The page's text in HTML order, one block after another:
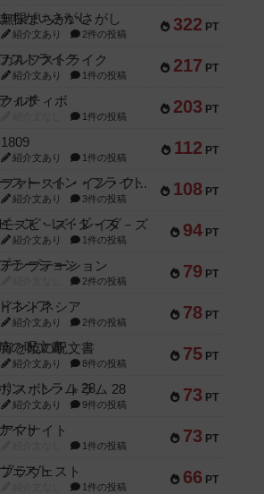
322 PT
無限まちがいさがし
紹介文あり 2件の投稿
217 PT
ガルフストライク
紹介文あり 1件の投稿
203 PT
クルティボ
1件の投稿
112 PT
1809
紹介文あり 1件の投稿
108 PT
ファースト・イン・フライト
紹介文あり 3件の投稿
94 PT
モズビ－ズ・レイダ－ズ
紹介文あり 1件の投稿
79 PT
テンプテーション
2件の投稿
78 PT
インドネシア
紹介文あり 2件の投稿
75 PT
宵と暁の呪文書
紹介文あり 8件の投稿
73 PT
リスボン・トラム 28
紹介文あり 9件の投稿
73 PT
アマナイト
1件の投稿
66 PT
ブラヴェスト
1件の投稿